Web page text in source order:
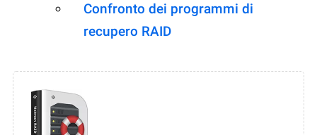
Confronto dei programmi di
recupero RAID